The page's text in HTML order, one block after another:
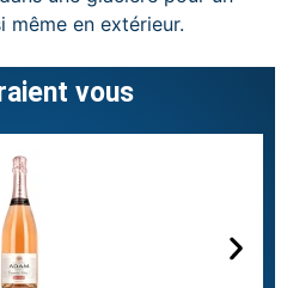
en extérieur.
vous